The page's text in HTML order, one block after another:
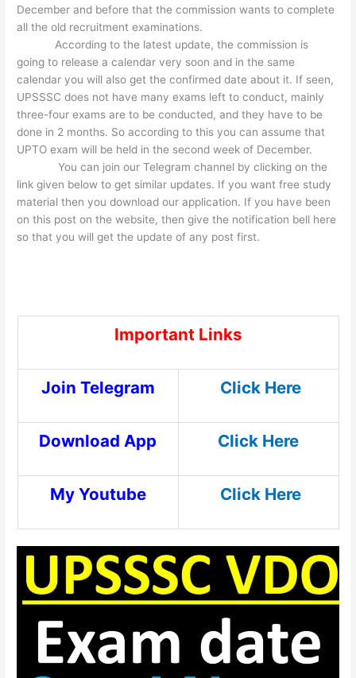
December and before that the commission wants to complete
all the old recruitment examinations.
According to the latest update, the commission is
going to release a calendar very soon and in the same
calendar you will also get the confirmed date about it. If seen,
UPSSSC does not have many exams left to conduct, mainly
three-four exams are to be conducted, and they have to be
done in 2 months. So according to this you can assume that
UPTO exam will be held in the second week of December.
You can join our Telegram channel by clicking on the
link given below to get similar updates. If you want free study
material then you download our application. If you have been
on this post on the website, then give the notification bell here
so that you will get the update of any post first.
Important Links
Join Telegram Click Here
Download App Click Here
My Youtube Click Here